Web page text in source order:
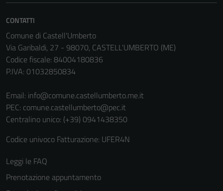
CONTATTI
Comune di Castell'Umberto
Via Garibaldi, 27 - 98070, CASTELL'UMBERTO (ME)
Codice fiscale: 84004180836
P.IVA: 01032850834
Email: info@comune.castellumberto.me.it
PEC: comune.castellumberto@pec.it
Centralino unico: (+39) 0941438350
Codice univoco Fatturazione: UFER4N
Leggi le FAQ
Prenotazione appuntamento
del sito e non
Questi cookie